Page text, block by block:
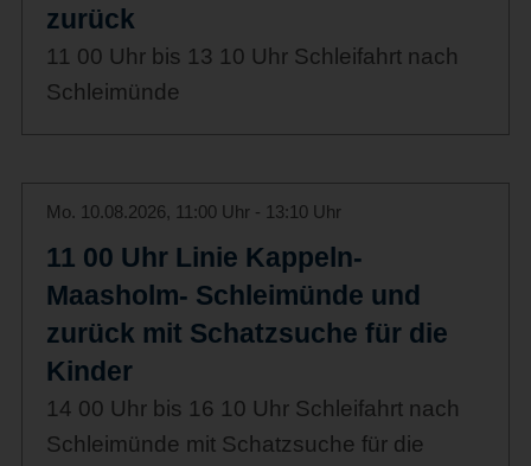
zurück
11 00 Uhr bis 13 10 Uhr Schleifahrt nach
Schleimünde
Mo. 10.08.2026, 11:00 Uhr - 13:10 Uhr
11 00 Uhr Linie Kappeln-
Maasholm- Schleimünde und
zurück mit Schatzsuche für die
Kinder
14 00 Uhr bis 16 10 Uhr Schleifahrt nach
Schleimünde mit Schatzsuche für die